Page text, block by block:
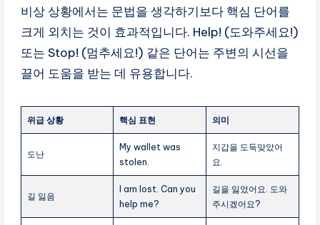
비상 상황에서는 문법을 생각하기보다 핵심 단어를
크게 외치는 것이 효과적입니다. Help! (도와주세요!)
또는 Stop! (멈추세요!) 같은 단어는 주변의 시선을
끌어 도움을 받는 데 유용합니다.
위급 상황 핵심 표현 의미
도난
My wallet was
stolen.
지갑을 도둑맞았어
요.
길 잃음
I am lost. Can you
help me?
길을 잃었어요. 도와
주시겠어요?